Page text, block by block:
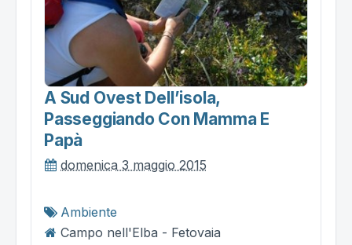
A Sud Ovest Dell’isola,
Passeggiando Con Mamma E
Papà
domenica 3 maggio 2015
Ambiente
Campo nell'Elba - Fetovaia